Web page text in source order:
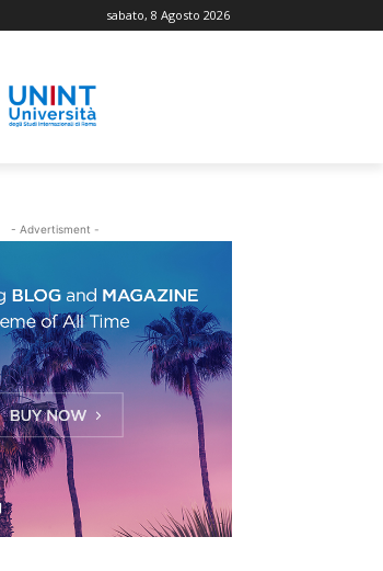
sabato, 8 Agosto 2026
- Advertisment -